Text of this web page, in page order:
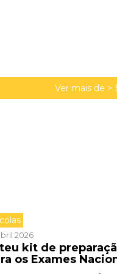
Ver mais de >
2026
kit de
os Exames